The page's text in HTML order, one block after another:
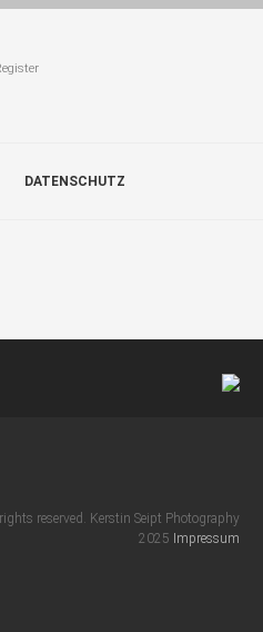
DATENSCHUTZ
reserved. Kerstin Seipt Photography
2025 Impressum